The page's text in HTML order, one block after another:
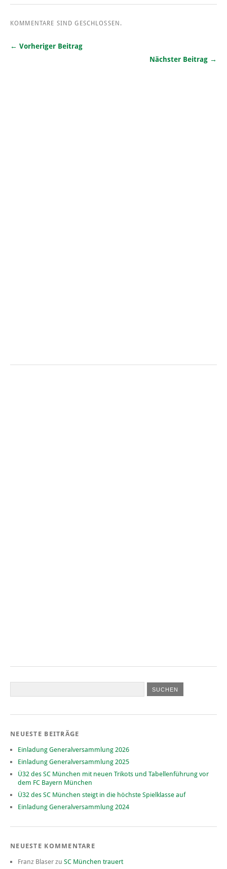
KOMMENTARE SIND GESCHLOSSEN.
← Vorheriger Beitrag
Nächster Beitrag →
NEUESTE BEITRÄGE
Einladung Generalversammlung 2026
Einladung Generalversammlung 2025
Ü32 des SC München mit neuen Trikots und Tabellenführung vor
dem FC Bayern München
Ü32 des SC München steigt in die höchste Spielklasse auf
Einladung Generalversammlung 2024
NEUESTE KOMMENTARE
Franz Blaser zu SC München trauert